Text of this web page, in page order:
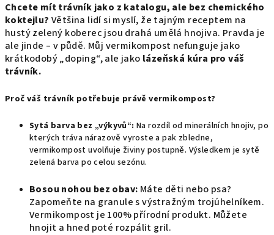
Chcete mít trávník jako z katalogu, ale bez chemického
koktejlu? Většina lidí si myslí, že tajným receptem na
hustý zelený koberec jsou drahá umělá hnojiva. Pravda je
ale jinde – v půdě. Můj vermikompost nefunguje jako
krátkodobý „doping“, ale jako lázeňská kúra pro váš
trávník.
Proč váš trávník potřebuje právě vermikompost?
Sytá barva bez „výkyvů“: Na rozdíl od minerálních hnojiv, po
kterých tráva nárazově vyroste a pak zbledne,
vermikompost uvolňuje živiny postupně. Výsledkem je sytě
zelená barva po celou sezónu.
Bosou nohou bez obav: Máte děti nebo psa?
Zapomeňte na granule s výstražným trojúhelníkem.
Vermikompost je 100% přírodní produkt. Můžete
hnojit a hned poté rozpálit gril.